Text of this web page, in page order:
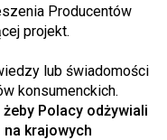
Producentów
projekt.
lub świadomości
konsumenckich.
żeby Polacy odżywiali
krajowych